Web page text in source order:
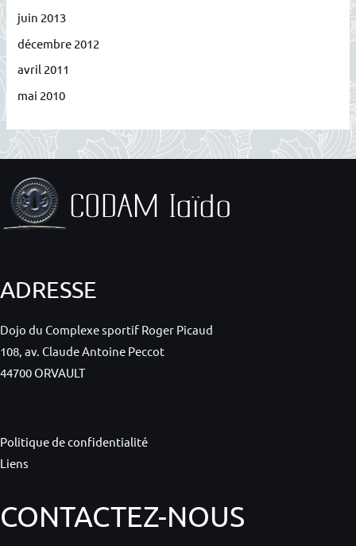
juin 2013
décembre 2012
avril 2011
mai 2010
ADRESSE
Dojo du Complexe sportif Roger Picaud
108, av. Claude Antoine Peccot
44700 ORVAULT
Politique de confidentialité
Liens
CONTACTEZ-NOUS